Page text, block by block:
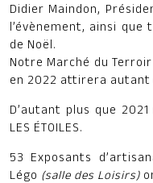
Didier Maindon,
l’évènement, ainsi
de Noël.
Notre Marché du
en 2022 attirera autant
D’autant plus que
LES ÉTOILES.
53 Exposants
Légo (salle des Loisirs)